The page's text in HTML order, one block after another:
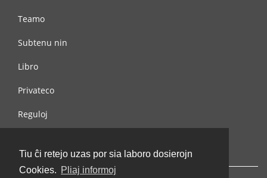
Tiu ĉi retejo uzas por sia laboro dosierojn
Cookies. Pliaj informoj
Teamo
Subtenu nin
Libro
Privateco
Reguloj